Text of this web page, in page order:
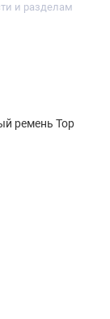
и разделам
ремень Top